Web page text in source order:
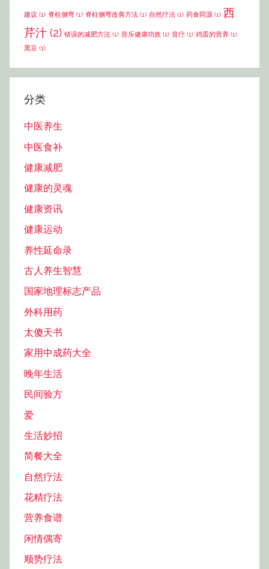
建议 (1) 脊柱侧弯 (1) 脊柱侧弯改善方法 (1) 自然疗法 (1) 药食同源 (1) 西
芹汁 (2) 错误的减肥方法 (1) 音乐健康功效 (1) 音疗 (1) 鸡蛋的营养 (1)
黑豆 (1)
分类
中医养生
中医食补
健康减肥
健康的灵魂
健康资讯
健康运动
养性延命录
古人养生智慧
国家地理标志产品
外科用药
太傻天书
家用中成药大全
晚年生活
民间验方
爱
生活妙招
简餐大全
自然疗法
花精疗法
营养食谱
闲情偶寄
顺势疗法